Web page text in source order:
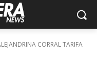
CORRAL TARIFA